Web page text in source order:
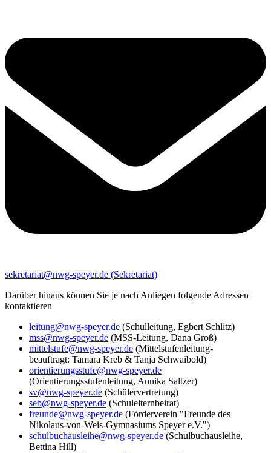
sekretariat@nwg-speyer.de (Sekretariat)
Darüber hinaus können Sie je nach Anliegen folgende Adressen
kontaktieren
leitung@nwg-speyer.de (Schulleitung, Egbert Schlitz)
mss@nwg-speyer.de (MSS-Leitung, Dana Groß)
mittelstufe@nwg-speyer.de (Mittelstufenleitung-
beauftragt: Tamara Kreb & Tanja Schwaibold)
orientierungsstufe@nwg-speyer.de
(Orientierungsstufenleitung, Annika Saltzer)
sv@nwg-speyer.de (Schülervertretung)
seb@nwg-speyer.de (Schulelternbeirat)
freunde@nwg-speyer.de (Förderverein "Freunde des
Nikolaus-von-Weis-Gymnasiums Speyer e.V.")
schulbuchausleihe@nwg-speyer.de (Schulbuchausleihe,
Bettina Hill)